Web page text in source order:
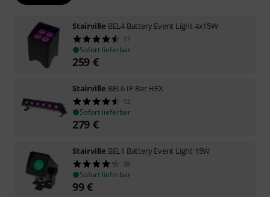
Stairville BEL4 Battery Event Light 4x15W
17
Sofort lieferbar
259 €
Stairville BEL6 IP Bar HEX
12
Sofort lieferbar
279 €
Stairville BEL1 Battery Event Light 15W
38
Sofort lieferbar
99€